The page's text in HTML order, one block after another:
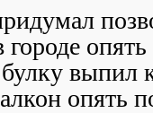
выпил
опять